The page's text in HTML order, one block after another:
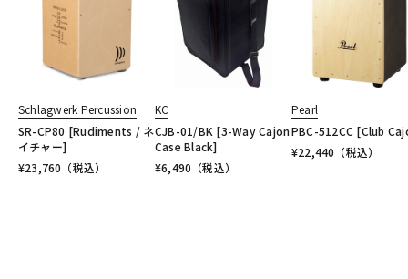
Schlagwerk Percussion
SR-CP80 [Rudiments / ネ
イチャー]
¥23,760 （税込）
KC
CJB-01/BK [3-Way Cajon
Case Black]
¥6,490 （税込）
Pearl
PBC-512CC [Club
¥22,440 （税込）